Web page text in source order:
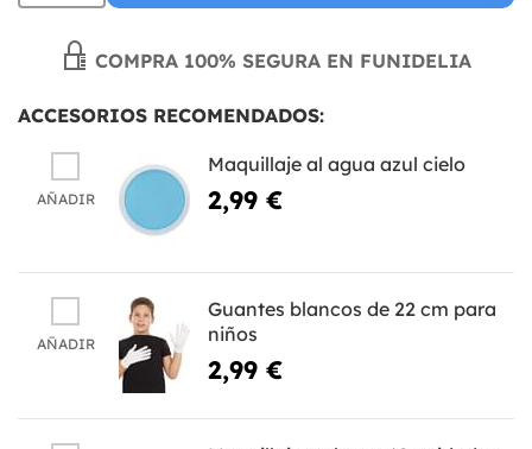
COMPRA 100% SEGURA EN FUNIDELIA
ACCESORIOS RECOMENDADOS:
AÑADIR
Maquillaje al agua azul cielo
2,99 €
AÑADIR
Guantes blancos de 22 cm para
niños
2,99 €